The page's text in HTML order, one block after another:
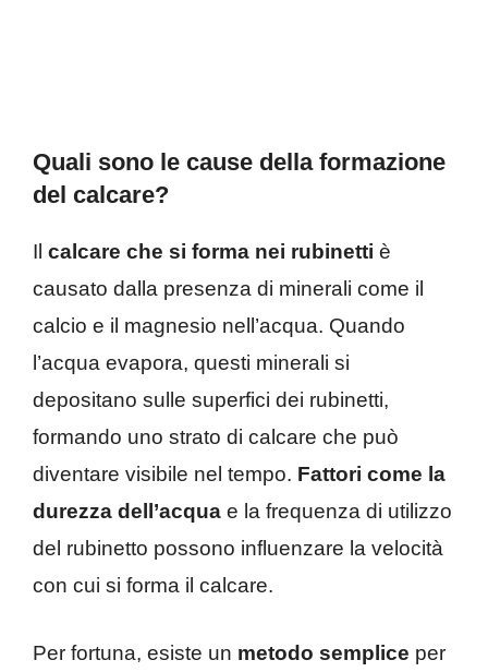
Quali sono le cause della formazione
del calcare?
Il calcare che si forma nei rubinetti è
causato dalla presenza di minerali come il
calcio e il magnesio nell’acqua. Quando
l’acqua evapora, questi minerali si
depositano sulle superfici dei rubinetti,
formando uno strato di calcare che può
diventare visibile nel tempo. Fattori come la
durezza dell’acqua e la frequenza di utilizzo
del rubinetto possono influenzare la velocità
con cui si forma il calcare.
Per fortuna, esiste un metodo semplice per